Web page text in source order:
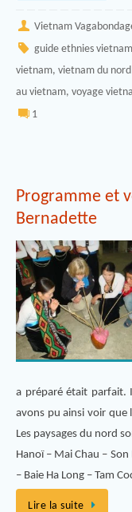
Vietnam
guide ethnies vietnam
vietnam, vietnam du
au vietnam, voyage
1
Programme et
Bernadette
a préparé était parfait.
avons pu ainsi voir que
Les paysages du nord
Hanoï – Mai Chau – Son
– Baie Ha Long – Tam
Lire la suite